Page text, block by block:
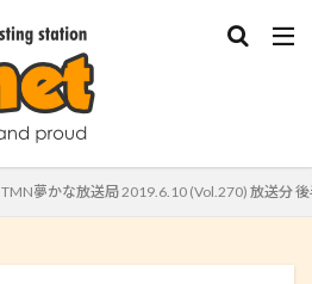
TMN夢かな放送局 2019.6.10 (Vol.270) 放送分